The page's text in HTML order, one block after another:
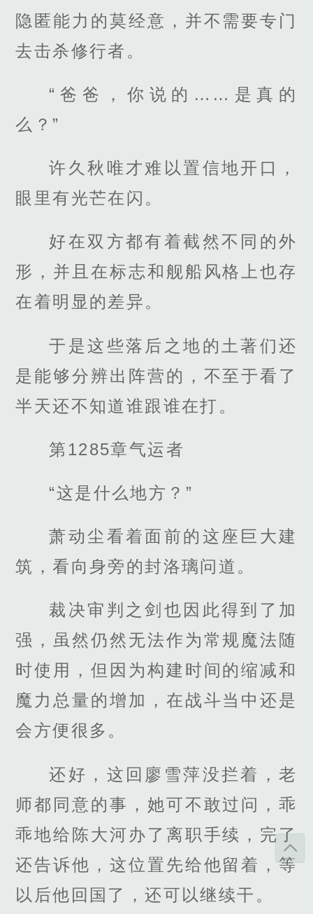
隐匿能力的莫经意，并不需要专门
去击杀修行者。
“爸爸，你说的……是真的
么？”
许久秋唯才难以置信地开口，
眼里有光芒在闪。
好在双方都有着截然不同的外
形，并且在标志和舰船风格上也存
在着明显的差异。
于是这些落后之地的土著们还
是能够分辨出阵营的，不至于看了
半天还不知道谁跟谁在打。
第1285章气运者
“这是什么地方？”
萧动尘看着面前的这座巨大建
筑，看向身旁的封洛璃问道。
裁决审判之剑也因此得到了加
强，虽然仍然无法作为常规魔法随
时使用，但因为构建时间的缩减和
魔力总量的增加，在战斗当中还是
会方便很多。
还好，这回廖雪萍没拦着，老
师都同意的事，她可不敢过问，乖
乖地给陈大河办了离职手续，完了
还告诉他，这位置先给他留着，等
以后他回国了，还可以继续干。